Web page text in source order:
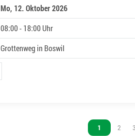
Mo, 12. Oktober 2026
08:00 - 18:00 Uhr
Grottenweg in Boswil
Vous êtes sur
1 Vous
2 3